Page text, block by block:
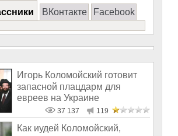
ВКонтакте Facebook
Игорь Коломойский готовит
запасной плацдарм для
евреев на Украине
37 137 119
Как иудей Коломойский,